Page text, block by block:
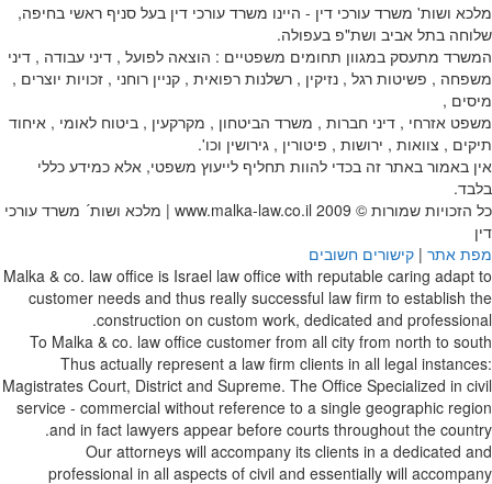
מלכא ושות' משרד עורכי דין - היינו משרד עורכי דין בעל סניף ראשי בחיפה,
שלוחה בתל אביב ושת"פ בעפולה.
המשרד מתעסק במגוון תחומים משפטיים : הוצאה לפועל , דיני עבודה , דיני
משפחה , פשיטות רגל , נזיקין , רשלנות רפואית , קניין רוחני , זכויות יוצרים ,
מיסים ,
משפט אזרחי , דיני חברות , משרד הביטחון , מקרקעין , ביטוח לאומי , איחוד
תיקים , צוואות , ירושות , פיטורין , גירושין וכו'.
אין באמור באתר זה בכדי להוות תחליף לייעוץ משפטי, אלא כמידע כללי
בלבד.
כל הזכויות שמורות © 2009
www.malka-law.co.il | מלכא ושות´ משרד עורכי
דין
מפת אתר | קישורים חשובים
Malka & co. law office is Israel law office with reputable caring adapt to
customer needs and thus really successful law firm to establish the
construction on custom work, dedicated and professional.
To Malka & co. law office customer from all city from north to south
Thus actually represent a law firm clients in all legal instances:
Magistrates Court, District and Supreme. The Office Specialized in civil
service - commercial without reference to a single geographic region
and in fact lawyers appear before courts throughout the country.
Our attorneys will accompany its clients in a dedicated and
professional in all aspects of civil and essentially will accompany